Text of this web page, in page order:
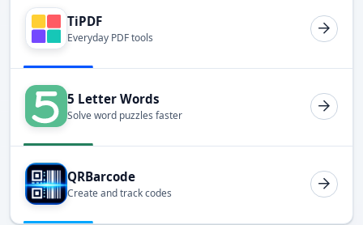
TiPDF
Everyday PDF tools
5 Letter Words
Solve word puzzles faster
QRBarcode
Create and track codes